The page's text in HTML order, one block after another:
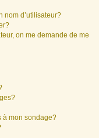
nom d’utilisateur?
on me demande de me
à mon sondage?